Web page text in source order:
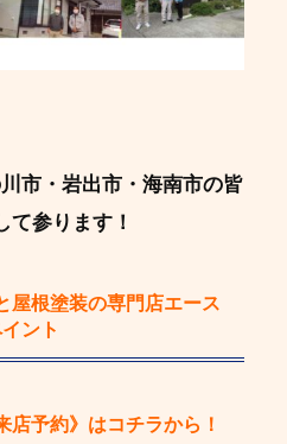
市・岩出市・海南市の皆
て参ります！
屋根塗装の専門店エース
ント
店予約》 はコチラから！